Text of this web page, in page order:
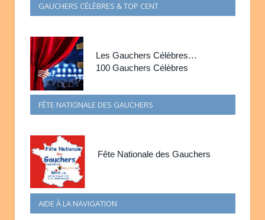
GAUCHERS CÉLÈBRES & TOP CENT
Les Gauchers Célèbres…
100 Gauchers Célèbres
FÊTE NATIONALE DES GAUCHERS
Fête Nationale des Gauchers
AIDE À LA NAVIGATION